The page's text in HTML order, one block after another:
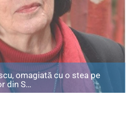
omagiată cu o stea pe
din S… Articol: Margareta